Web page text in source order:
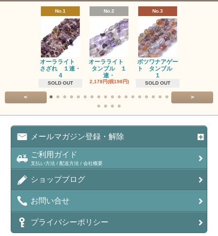
No.1
オーラライト
さざれ １連・
4
SOLD OUT
No.2
オーラライト
タンブル １
連・
2,178円(税198円)
No.3
ボツワナアゲー
ト タンブル
１
SOLD OUT
< >
メールマガジン登録・解除
ご利用ガイド
支払い方法 / 配送方法 / 会社概要
ショップブログ
お問い合せ
プライバシーポリシー